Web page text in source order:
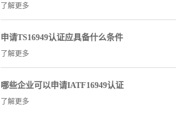
了解更多
申请TS16949认证应具备什么条件
了解更多
哪些企业可以申请IATF16949认证
了解更多